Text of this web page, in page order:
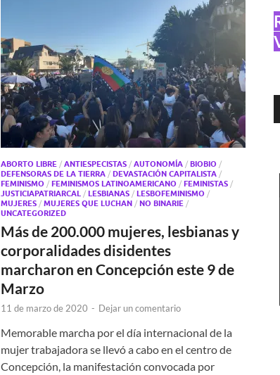
ABORTO LIBRE / ANTIESPECISTAS / AUTONOMÍA / BIOBIO /
DEFENSORAS DE LA TIERRA / DEVASTACIÓN CAPITALISTA /
FEMINISMO / FEMINISMOS LATINOAMERICANO / FEMINISTAS /
JUSTICIAPATRIARCAL / LESBIANAS / LESBOFEMINISMO /
MUJERES / MUJERES QUE LUCHAN / NO BINARIE /
UNCATEGORIZED
Más de 200.000 mujeres, lesbianas y
corporalidades disidentes
marcharon en Concepción este 9 de
Marzo
11 de marzo de 2020 - Dejar un comentario
Memorable marcha por el día internacional de la
mujer trabajadora se llevó a cabo en el centro de
Concepción, la manifestación convocada por